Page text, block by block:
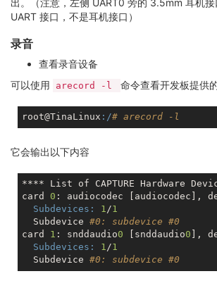
出。（注意，左侧 UART0 旁的 3.5mm 耳机接
UART 接口，不是耳机接口）
录音
查看录音设备
可以使用
arecord -l 命令查看开发板提供
root@TinaLinux :/# arecord -l
它会输出以下内容
**** List of CAPTURE Hardware
card 0 : audiocodec [audiocodec],
Subdevices:
1/1
  Subdevice
#0: subdevice #0
card 1 : snddaudio0 [snddaudio0 ],
Subdevices:
1/1
  Subdevice
#0: subdevice #0